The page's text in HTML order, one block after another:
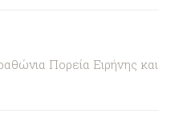
Πορεία Ειρήνης και